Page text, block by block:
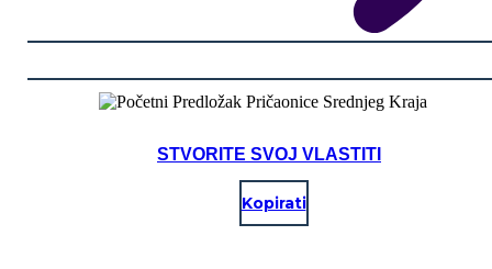
STVORITE SVOJ VLASTITI
Kopirati